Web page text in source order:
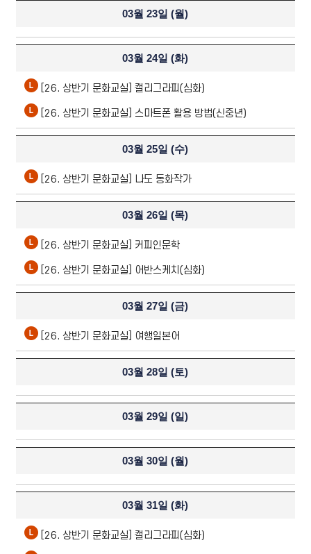
03월 23일 (월)
03월 24일 (화)
[26. 상반기 문화교실] 캘리그라피(심화)
[26. 상반기 문화교실] 스마트폰 활용 방법(신중년)
03월 25일 (수)
[26. 상반기 문화교실] 나도 동화작가
03월 26일 (목)
[26. 상반기 문화교실] 커피인문학
[26. 상반기 문화교실] 어반스케치(심화)
03월 27일 (금)
[26. 상반기 문화교실] 여행일본어
03월 28일 (토)
03월 29일 (일)
03월 30일 (월)
03월 31일 (화)
[26. 상반기 문화교실] 캘리그라피(심화)